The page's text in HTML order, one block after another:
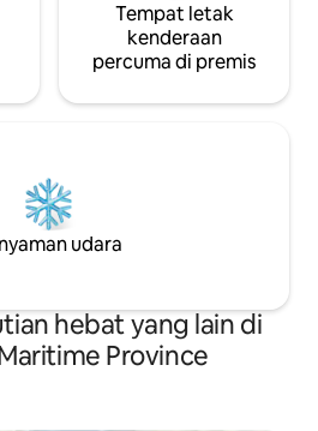
Tempat letak
kenderaan
percuma di premis
udara
hebat yang lain di
Province